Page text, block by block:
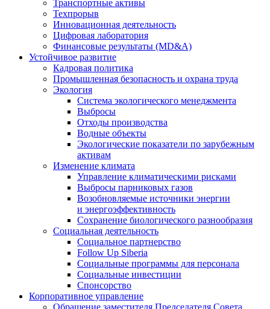
Транспортные активы
Техпрорыв
Инновационная деятельность
Цифровая лаборатория
Финансовые результаты (MD&A)
Устойчивое развитие
Кадровая политика
Промышленная безопасность и охрана труда
Экология
Система экологического менеджмента
Выбросы
Отходы производства
Водные объекты
Экологические показатели по зарубежным
активам
Изменение климата
Управление климатическими рисками
Выбросы парниковых газов
Возобновляемые источники энергии
и энергоэффективность
Сохранение биологического разнообразия
Социальная деятельность
Социальное партнерство
Follow Up Siberia
Социальные программы для персонала
Социальные инвестиции
Спонсорство
Корпоративное управление
Обращение заместителя Председателя Совета